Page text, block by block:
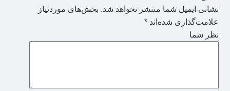
نشانی ایمیل شما منتشر نخواهد شد. بخش‌های موردنیاز
علامت‌گذاری شده‌اند *
نظر شما